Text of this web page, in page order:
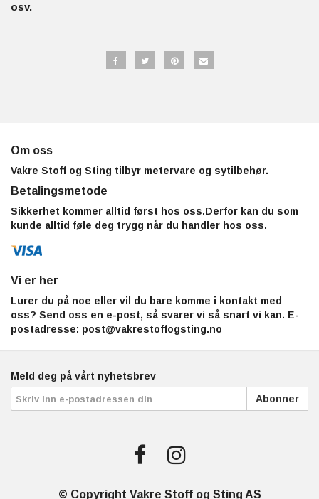
osv.
Om oss
Vakre Stoff og Sting tilbyr metervare og sytilbehør.
Betalingsmetode
Sikkerhet kommer alltid først hos oss.Derfor kan du som
kunde alltid føle deg trygg når du handler hos oss.
Vi er her
Lurer du på noe eller vil du bare komme i kontakt med
oss? Send oss en e-post, så svarer vi så snart vi kan. E-
postadresse: post@vakrestoffogsting.no
Meld deg på vårt nyhetsbrev
Abonner
© Copyright Vakre Stoff og Sting AS